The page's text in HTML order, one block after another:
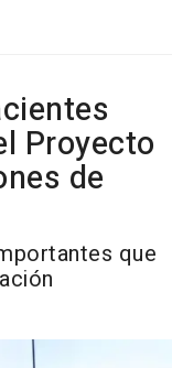
Proyecto
de
que